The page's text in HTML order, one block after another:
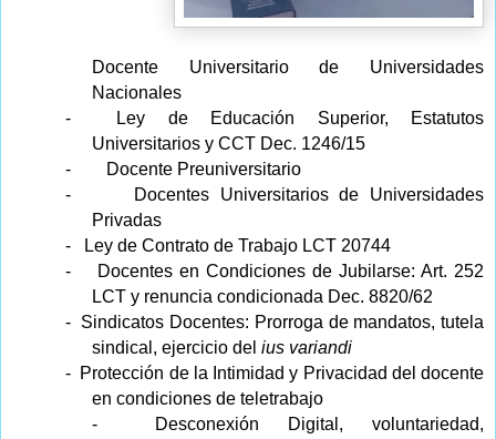
Docente Universitario de Universidades
Nacionales
-
Ley de Educación Superior, Estatutos
Universitarios y CCT Dec. 1246/15
-
Docente Preuniversitario
-
Docentes Universitarios de Universidades
Privadas
-
Ley de Contrato de Trabajo LCT 20744
-
Docentes en Condiciones de Jubilarse: Art. 252
LCT y renuncia condicionada Dec. 8820/62
- Sindicatos Docentes: Prorroga de mandatos, tutela
sindical, ejercicio del ius variandi
- Protección de la Intimidad y Privacidad del docente
en condiciones de teletrabajo
- Desconexión Digital, voluntariedad,